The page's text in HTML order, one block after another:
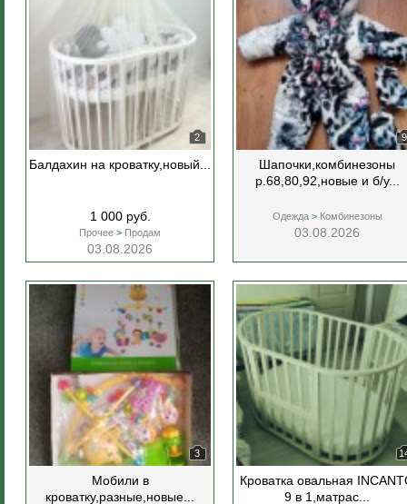
2
Балдахин на кроватку,новый...
1 000 руб.
Прочее > Продам
03.08.2026
9
Шапочки,комбинезоны
р.68,80,92,новые и б/у...
Одежда >Комбинезоны
03.08.2026
3
Мобили в
кроватку,разные,новые...
Кроватка овальная
9 в 1,матрас...